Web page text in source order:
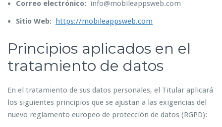
Correo electrónico: info@mobileappsweb.com
Sitio Web: https://mobileappsweb.com
Principios aplicados en el
tratamiento de datos
En el tratamiento de sus datos personales, el Titular aplicará
los siguientes principios que se ajustan a las exigencias del
nuevo reglamento europeo de protección de datos (RGPD):